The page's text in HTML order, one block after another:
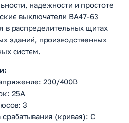
надежности и простоте
выключатели ВА47-63
в распределительных щитах
зданий, производственных
систем.
230/400В
25А
3
срабатывания (кривая): C